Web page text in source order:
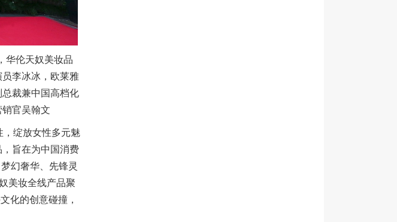
华伦天奴美妆品
李冰冰，欧莱雅
裁兼中国高档化
官吴翰文
，绽放女性多元魅
旨在为中国消费
幻奢华、先锋灵
美妆全线产品聚
化的创意碰撞，